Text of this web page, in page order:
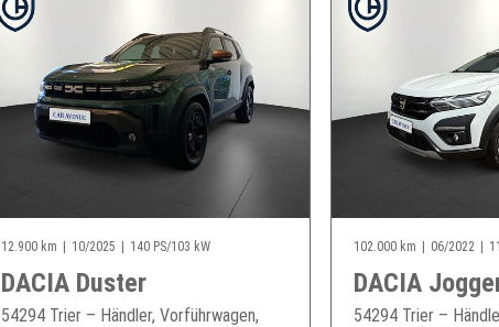
12.900 km 10/2025 140 PS/103 kW
DACIA Duster
54294 Trier – Händler, Vorführwagen,
102.000 km 06/2022
DACIA
54294 Trier –